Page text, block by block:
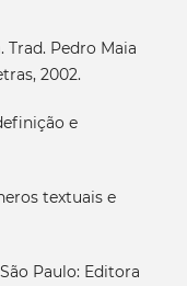
Trad. Pedro Maia
2002.
e
textuais e
Paulo: Editora